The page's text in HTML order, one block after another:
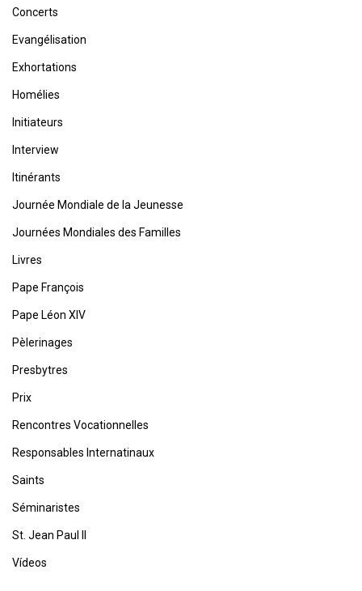
Concerts
Evangélisation
Exhortations
Homélies
Initiateurs
Interview
Itinérants
Journée Mondiale de la Jeunesse
Journées Mondiales des Familles
Livres
Pape François
Pape Léon XIV
Pèlerinages
Presbytres
Prix
Rencontres Vocationnelles
Responsables Internatinaux
Saints
Séminaristes
St. Jean Paul II
Vídeos